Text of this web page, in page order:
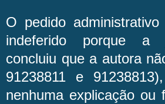
O pedido
indeferido porque a
concluiu que a autora
91238811 e
nenhuma explicação ou